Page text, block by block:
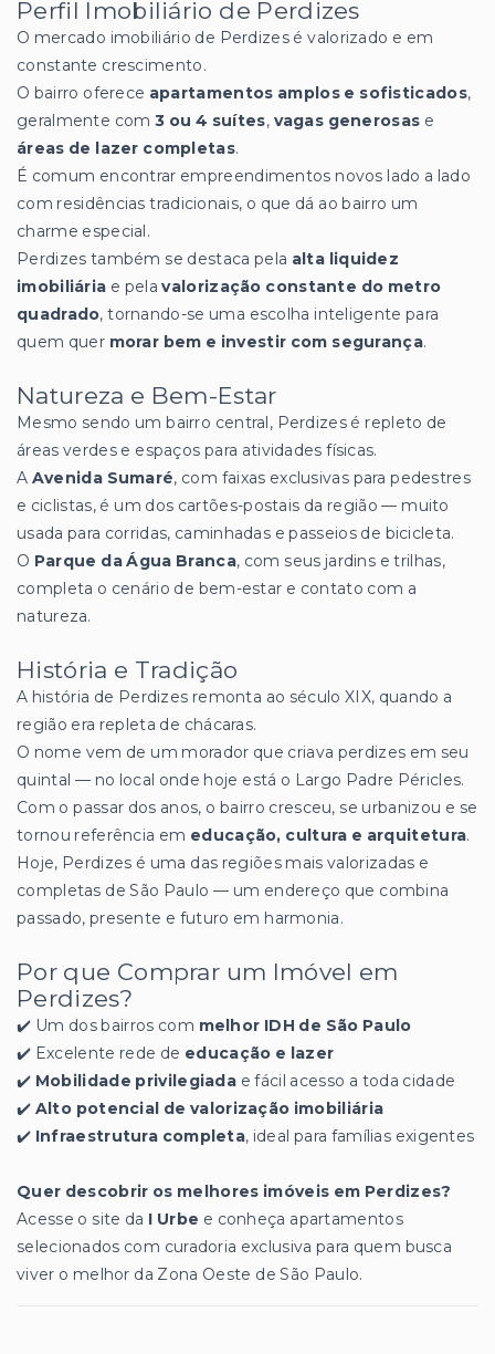
Perfil Imobiliário de Perdizes
O mercado imobiliário de Perdizes é valorizado e em
constante crescimento.
O bairro oferece apartamentos amplos e sofisticados,
geralmente com3 ou 4 suítes, vagas generosas e
áreas de lazer completas.
É comum encontrar empreendimentos novos lado a lado
com residências tradicionais, o que dá ao bairro um
charme especial.
Perdizes também se destaca pela alta liquidez
imobiliária e pelavalorização constante do metro
quadrado, tornando-se uma escolha inteligente para
quem quer morar bem e investir com segurança.
Natureza e Bem-Estar
Mesmo sendo um bairro central, Perdizes é repleto de
áreas verdes e espaços para atividades físicas.
A Avenida Sumaré, com faixas exclusivas para pedestres
e ciclistas, é um dos cartões-postais da região — muito
usada para corridas, caminhadas e passeios de bicicleta.
O Parque da Água Branca, com seus jardins e trilhas,
completa o cenário de bem-estar e contato com a
natureza.
História e Tradição
A história de Perdizes remonta ao século XIX, quando a
região era repleta de chácaras.
O nome vem de um morador que criava perdizes em seu
quintal — no local onde hoje está o Largo Padre Péricles.
Com o passar dos anos, o bairro cresceu, se urbanizou e se
tornou referência em educação, cultura e arquitetura.
Hoje, Perdizes é uma das regiões mais valorizadas e
completas de São Paulo — um endereço que combina
passado, presente e futuro em harmonia.
Por que Comprar um Imóvel em
Perdizes?
✔️ Um dos bairros com melhor IDH de São Paulo
✔️ Excelente rede de educação e lazer
✔️ Mobilidade privilegiada e fácil acesso a toda cidade
✔️ Alto potencial de valorização imobiliária
✔️ Infraestrutura completa, ideal para famílias exigentes
Quer descobrir os melhores imóveis em Perdizes?
Acesse o site da I Urbe e conheça apartamentos
selecionados com curadoria exclusiva para quem busca
viver o melhor da Zona Oeste de São Paulo.